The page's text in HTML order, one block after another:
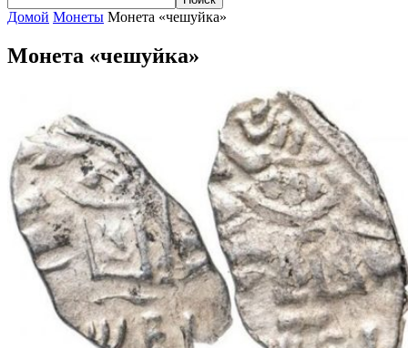
Домой Монеты Монета «чешуйка»
Монета «чешуйка»